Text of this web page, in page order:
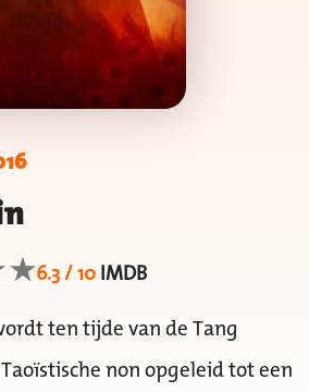
6.3 / 10IMDB
ten tijde van de Tang
non opgeleid tot een